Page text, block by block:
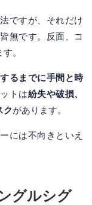
ですが、それだけ
無です。反面、コ
。
るまでに手間と時
トは紛失や破損、
クがあります。
には不向きといえ
グルシグ